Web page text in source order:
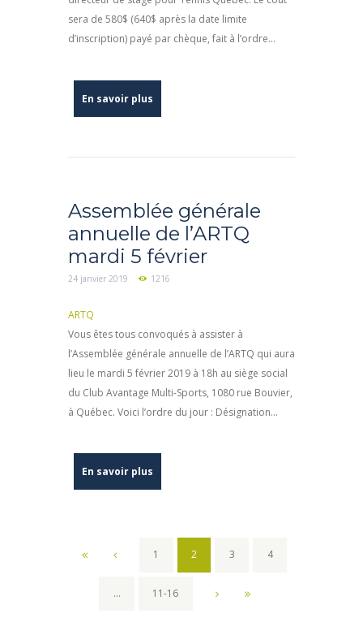
sera de 580$ (640$ après la date limite
d’inscription) payé par chèque, fait à l’ordre...
En savoir plus
Assemblée générale
annuelle de l’ARTQ
mardi 5 février
24 janvier 2019 1216
ARTQ
Vous êtes tous convoqués à assister à
l’Assemblée générale annuelle de l’ARTQ qui aura
lieu le mardi 5 février 2019 à 18h au siège social
du Club Avantage Multi-Sports, 1080 rue Bouvier,
à Québec. Voici l’ordre du jour : Désignation...
En savoir plus
1 2 3 4
… 11-16